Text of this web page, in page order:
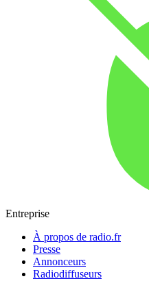
Entreprise
À propos de radio.fr
Presse
Annonceurs
Radiodiffuseurs